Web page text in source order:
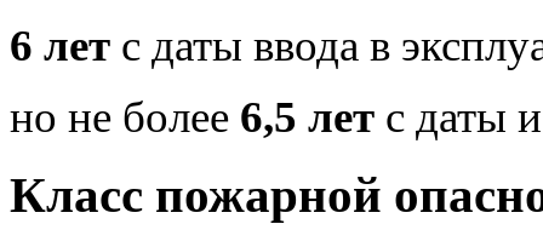
6 лет с даты ввода в
но не более 6,5 лет с даты
Класс пожарной